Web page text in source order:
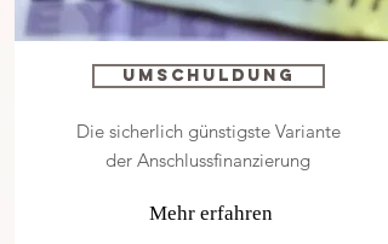
Umschuldung
Die sicherlich günstigste Variante
der Anschlussfinanzierung
Mehr erfahren